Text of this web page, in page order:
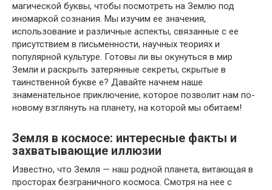
магической буквы, чтобы посмотреть на Землю под
иномаркой сознания. Мы изучим ее значения,
использование и различные аспекты, связанные с ее
присутствием в письменности, научных теориях и
популярной культуре. Готовы ли вы окунуться в мир
Земли и раскрыть затерянные секреты, скрытые в
таинственной букве е? Давайте начнем наше
знаменательное приключение, которое позволит нам по-
новому взглянуть на планету, на которой мы обитаем!
Земля в космосе: интересные факты и
захватывающие иллюзии
Известно, что Земля — наш родной планета, витающая в
просторах безграничного космоса. Смотря на нее с